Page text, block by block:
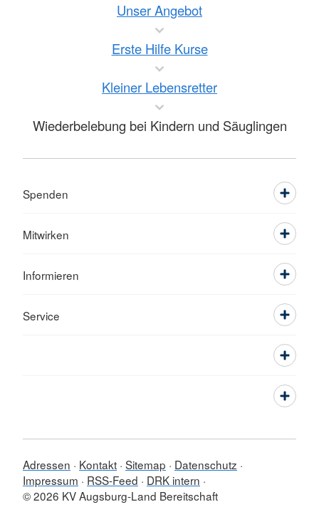
Unser Angebot
Erste Hilfe Kurse
Kleiner Lebensretter
Wiederbelebung bei Kindern und Säuglingen
Spenden
Mitwirken
Informieren
Service
Adressen Kontakt Sitemap
Datenschutz
Impressum
RSS-Feed
DRK intern
© 2026 KV Augsburg-Land Bereitschaft